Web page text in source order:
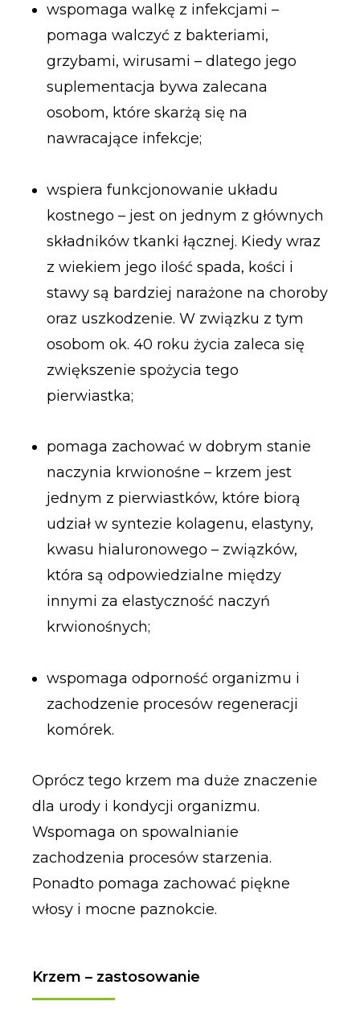
wspomaga walkę z infekcjami –
pomaga walczyć z bakteriami,
grzybami, wirusami – dlatego jego
suplementacja bywa zalecana
osobom, które skarżą się na
nawracające infekcje;
wspiera funkcjonowanie układu
kostnego – jest on jednym z głównych
składników tkanki łącznej. Kiedy wraz
z wiekiem jego ilość spada, kości i
stawy są bardziej narażone na choroby
oraz uszkodzenie. W związku z tym
osobom ok. 40 roku życia zaleca się
zwiększenie spożycia tego
pierwiastka;
pomaga zachować w dobrym stanie
naczynia krwionośne – krzem jest
jednym z pierwiastków, które biorą
udział w syntezie kolagenu, elastyny,
kwasu hialuronowego – związków,
która są odpowiedzialne między
innymi za elastyczność naczyń
krwionośnych;
wspomaga odporność organizmu i
zachodzenie procesów regeneracji
komórek.
Oprócz tego krzem ma duże znaczenie
dla urody i kondycji organizmu.
Wspomaga on spowalnianie
zachodzenia procesów starzenia.
Ponadto pomaga zachować piękne
włosy i mocne paznokcie.
Krzem – zastosowanie